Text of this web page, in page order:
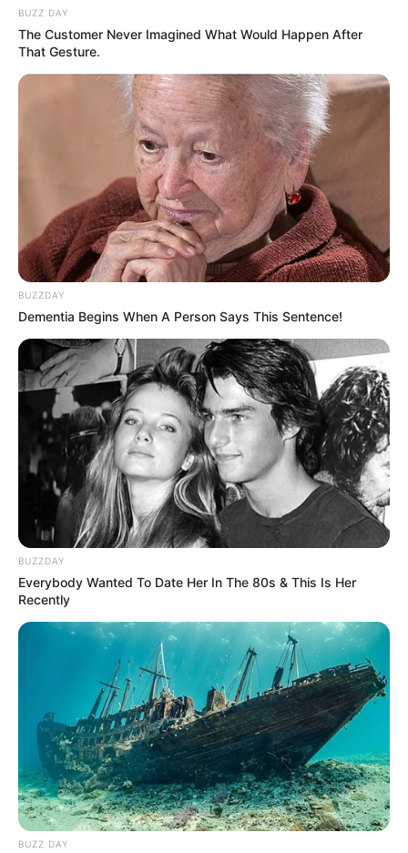
BUZZ DAY
The Customer Never Imagined What Would Happen After
That Gesture.
BUZZDAY
Dementia Begins When A Person Says This Sentence!
BUZZDAY
Everybody Wanted To Date Her In The 80s & This Is Her
Recently
BUZZ DAY